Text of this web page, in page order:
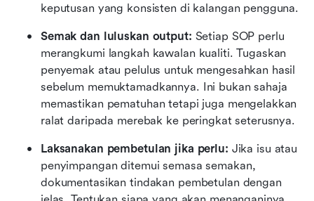
keputusan yang konsisten di kalangan pengguna.
Semak dan luluskan output: Setiap SOP perlu
merangkumi langkah kawalan kualiti. Tugaskan
penyemak atau pelulus untuk mengesahkan hasil
sebelum memuktamadkannya. Ini bukan sahaja
memastikan pematuhan tetapi juga mengelakkan
ralat daripada merebak ke peringkat seterusnya.
Laksanakan pembetulan jika perlu: Jika isu atau
penyimpangan ditemui semasa semakan,
dokumentasikan tindakan pembetulan dengan